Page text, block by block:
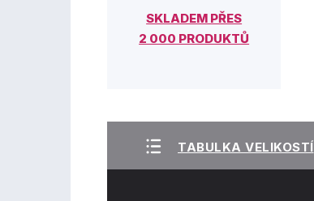
SKLADEM PŘES
2 000 PRODUKTŮ
TABULKA VELIKOSTÍ